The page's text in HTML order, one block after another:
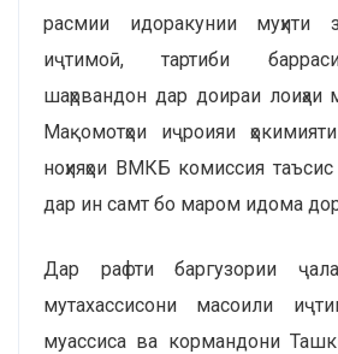
расмии идоракунии муҳити
иҷтимоӣ, тартиби
шаҳрвандон дар доираи лоиҳаи
Мақомотҳои иҷроияи
ноҳияҳои ВМКБ комиссия
дар ин самт бо маром идома
Дар рафти баргузории
мутахассисони масоили
муассиса ва кормандони